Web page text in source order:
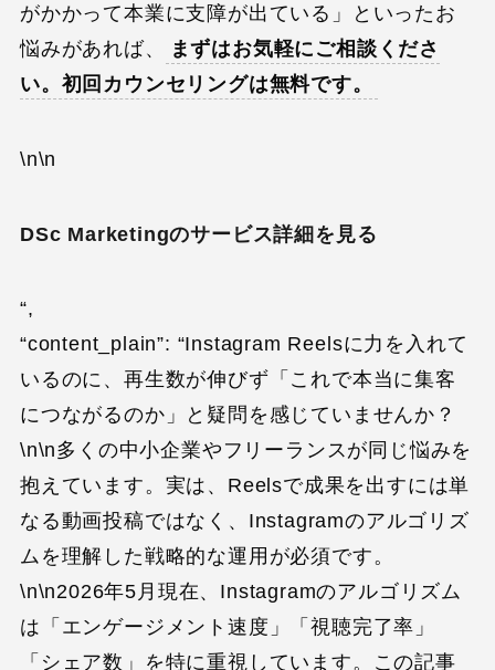
がかかって本業に支障が出ている」といったお
悩みがあれば、
まずはお気軽にご相談くださ
い。初回カウンセリングは無料です。
\n\n
DSc Marketingのサービス詳細を見る
“,
“content_plain”: “Instagram Reelsに力を入れて
いるのに、再生数が伸びず「これで本当に集客
につながるのか」と疑問を感じていませんか？
\n\n多くの中小企業やフリーランスが同じ悩みを
抱えています。実は、Reelsで成果を出すには単
なる動画投稿ではなく、Instagramのアルゴリズ
ムを理解した戦略的な運用が必須です。
\n\n2026年5月現在、Instagramのアルゴリズム
は「エンゲージメント速度」「視聴完了率」
「シェア数」を特に重視しています。この記事